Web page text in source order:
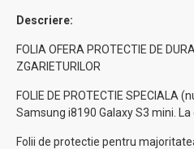
Descriere:
FOLIA OFERA PROTECTIE DE
ZGARIETURILOR
FOLIE DE PROTECTIE SPECIALA
Samsung i8190 Galaxy S3 mini.
Folii de protectie pentru